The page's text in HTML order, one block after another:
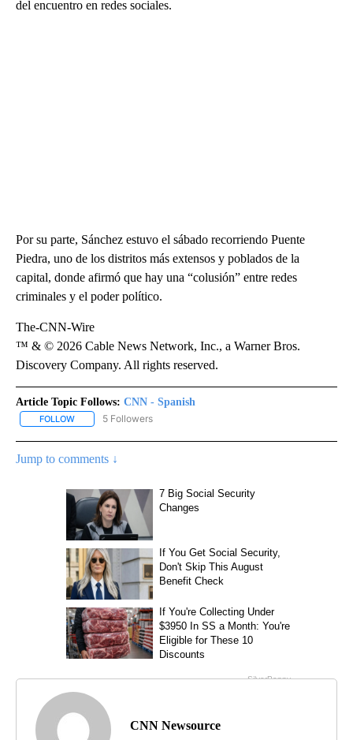
del encuentro en redes sociales.
Por su parte, Sánchez estuvo el sábado recorriendo Puente
Piedra, uno de los distritos más extensos y poblados de la
capital, donde afirmó que hay una “colusión” entre redes
criminales y el poder político.
The-CNN-Wire
™ & © 2026 Cable News Network, Inc., a Warner Bros.
Discovery Company. All rights reserved.
Article Topic Follows: CNN - Spanish
FOLLOW FOLLOW "CNN - SPANISH" TO RECEIVE NOTIFICATIONS ABOUT
5 Followers
Jump to comments ↓
CNN Newsource